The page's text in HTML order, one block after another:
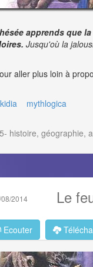
apprends que
Jusqu'où la
aller plus loin à
mythlogica
5- histoire, géographie,
2014 Le
Ecouter